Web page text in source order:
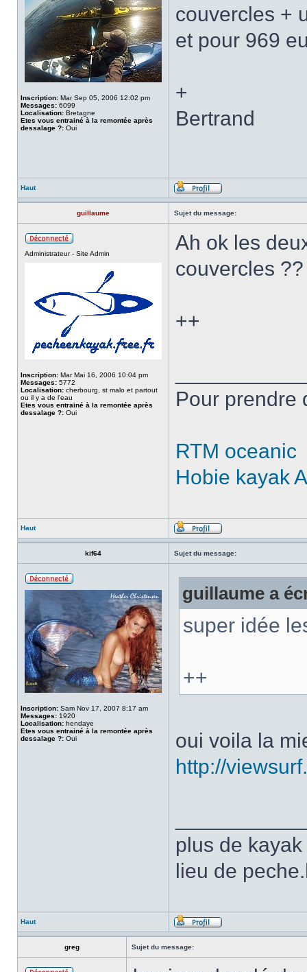
Inscription: Mar Sep 05, 2006 12:02 pm
Messages: 6099
Localisation: Bretagne
Etes vous entrainé à la remontée après
dessalage ?: Oui
couvercles +
et pour 969
+
Bertrand
Haut
guillaume Sujet du message:
Administrateur - Site Admin
Inscription: Mar Mai 16, 2006 10:04 pm
Messages: 5772
Localisation: cherbourg, st malo et partout
ou il y a de l'eau
Etes vous entrainé à la remontée après
dessalage ?: Oui
Ah ok les
couvercles ??
++
Pour prendre
RTM oceanic
Hobie kayak
Haut
kif64 Sujet du message:
Inscription: Sam Nov 17, 2007 8:17 am
Messages: 1920
Localisation: hendaye
Etes vous entrainé à la remontée après
dessalage ?: Oui
guillaume a
super idée
++
oui voila la
http://
plus de
lieu de peche.
Haut
greg Sujet du message: